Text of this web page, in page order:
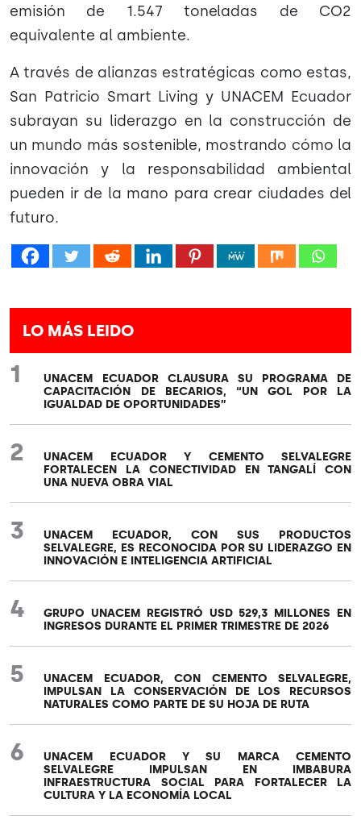
emisión de 1.547 toneladas de CO2
equivalente al ambiente.
A través de alianzas estratégicas como estas,
San Patricio Smart Living y UNACEM Ecuador
subrayan su liderazgo en la construcción de
un mundo más sostenible, mostrando cómo la
innovación y la responsabilidad ambiental
pueden ir de la mano para crear ciudades del
futuro.
LO MÁS LEIDO
1
UNACEM ECUADOR CLAUSURA SU PROGRAMA DE
CAPACITACIÓN DE BECARIOS, “UN GOL POR LA
IGUALDAD DE OPORTUNIDADES”
2
UNACEM ECUADOR Y CEMENTO SELVALEGRE
FORTALECEN LA CONECTIVIDAD EN TANGALÍ CON
UNA NUEVA OBRA VIAL
3
UNACEM ECUADOR, CON SUS PRODUCTOS
SELVALEGRE, ES RECONOCIDA POR SU LIDERAZGO EN
INNOVACIÓN E INTELIGENCIA ARTIFICIAL
4
GRUPO UNACEM REGISTRÓ USD 529,3 MILLONES EN
INGRESOS DURANTE EL PRIMER TRIMESTRE DE 2026
5
UNACEM ECUADOR, CON CEMENTO SELVALEGRE,
IMPULSAN LA CONSERVACIÓN DE LOS RECURSOS
NATURALES COMO PARTE DE SU HOJA DE RUTA
6
UNACEM ECUADOR Y SU MARCA CEMENTO
SELVALEGRE IMPULSAN EN IMBABURA
INFRAESTRUCTURA SOCIAL PARA FORTALECER LA
CULTURA Y LA ECONOMÍA LOCAL